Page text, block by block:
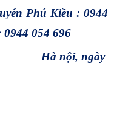
Kiều : 0944
0944 054 696
Hà nội, ngày